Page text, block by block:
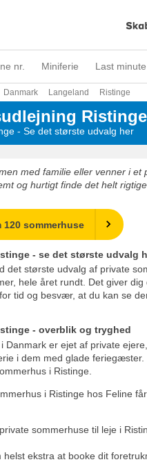
nr. Miniferie Last minute
Danmark Langeland Ristinge
Ristinge
- Se det største udvalg her
med familie eller venner i et
og hurtigt finde det helt rigtige
sommerhuse
- se det største udvalg
det største udvalg af private
hele året rundt. Det giver dig
tid og besvær, at du kan se
- overblik og tryghed
Danmark er ejet af private
i dem med glade feriegæster.
i Ristinge.
i Ristinge hos Feline
sommerhuse til leje i
helst ekstra at booke dit